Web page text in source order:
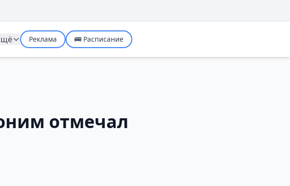
Реклама 🚌 Расписание
отмечал